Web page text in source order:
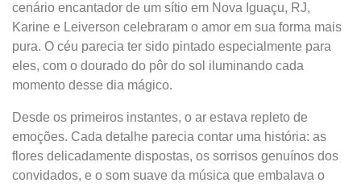
cenário encantador de um sítio em Nova Iguaçu, RJ,
Karine e Leiverson celebraram o amor em sua forma mais
pura. O céu parecia ter sido pintado especialmente para
eles, com o dourado do pôr do sol iluminando cada
momento desse dia mágico.
Desde os primeiros instantes, o ar estava repleto de
emoções. Cada detalhe parecia contar uma história: as
flores delicadamente dispostas, os sorrisos genuínos dos
convidados, e o som suave da música que embalava o